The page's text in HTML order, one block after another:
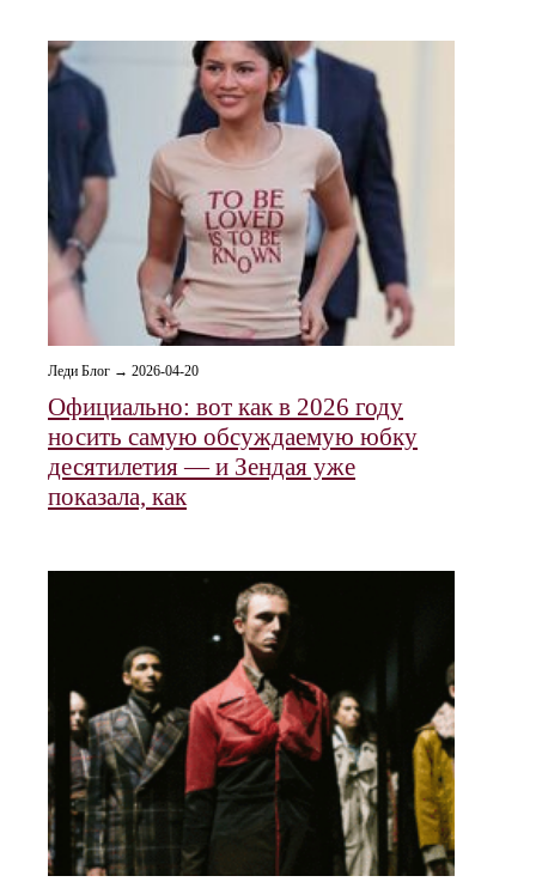
Леди Блог → 2026-04-20
Официально: вот как в 2026 году
носить самую обсуждаемую юбку
десятилетия — и Зендая уже
показала, как